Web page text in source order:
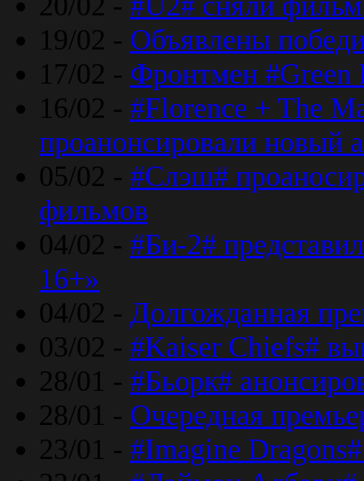
19/02 - Объявлены
17/02 - Фронтмен #Green
16/02 - #Florence + The
проанонсировали новый
05/02 - #Слэш#
фильмов
04/02 - #Би-2#
16+»
04/02 - Долгожданная
03/02 - #Kaiser Chiefs#
28/01 - #Бьорк#
28/01 - Очередная
23/01 - #Imagine